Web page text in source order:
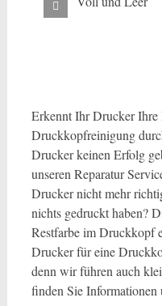
Erkennt Ihr Drucker Ihre
Druckkopfreinigung
Drucker keinen Erfolg
unseren Reparatur
Drucker nicht mehr
nichts gedruckt haben?
Restfarbe im Druckkopf
Drucker für eine
denn wir führen auch
finden Sie Informationen